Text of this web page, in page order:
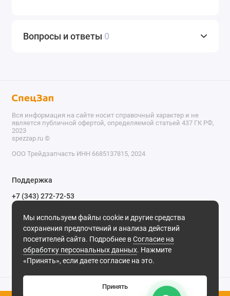
Вопросы и ответы 0
Мы используем файлы cookie и другие средства
сохранения предпочтений и анализа действий
посетителей сайта. Подробнее вСогласие на
обработку персональных данных. Нажмите
«Принять», если даете согласие на это.
Принять
Вся информация на сайте носит справочный характер и не
является публичной офертой, определяемой статьей 437 ГК РФ,
2023
spezzap.ru ©️
ООО Трейдзапчасть ИНН 6685137815, 2024
Поддержка
+7 (343) 272-72-53
Обратный звонок
620030, г. Екатеринбург, ул. Карьерная, д. 14, оф. 14.
Мы в сети